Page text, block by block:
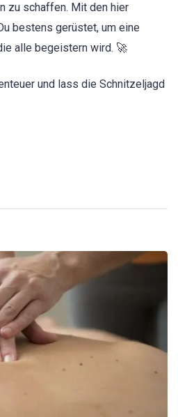
zu schaffen. Mit den hier
bestens gerüstet, um eine
alle begeistern wird. 🚀
und lass die Schnitzeljagd